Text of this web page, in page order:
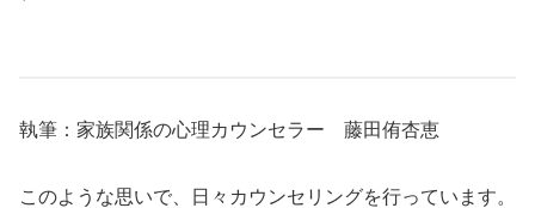
執筆：家族関係の心理カウンセラー 藤田侑杏恵
このような思いで、日々カウンセリングを行っています。